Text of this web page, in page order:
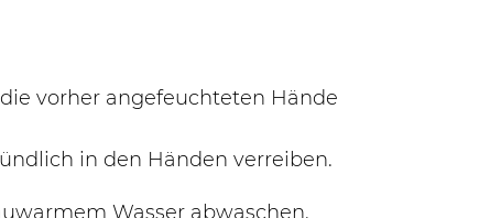
vorher angefeuchteten Hände
in den Händen verreiben.
Wasser abwaschen.